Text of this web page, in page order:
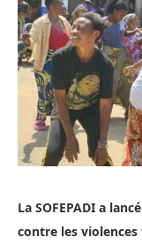
La SOFEPADI a
contre les